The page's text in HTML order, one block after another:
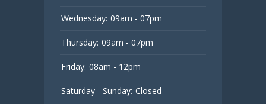
Wednesday: 09am - 07pm
Thursday: 09am - 07pm
Friday: 08am - 12pm
Saturday - Sunday: Closed